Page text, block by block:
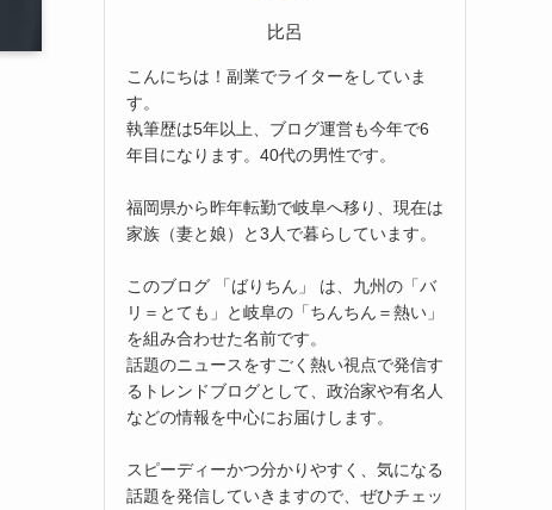
比呂
こんにちは！副業でライターをしていま
す。
執筆歴は5年以上、ブログ運営も今年で6
年目になります。40代の男性です。
福岡県から昨年転勤で岐阜へ移り、現在は
家族（妻と娘）と3人で暮らしています。
このブログ 「ばりちん」 は、九州の「バ
リ＝とても」と岐阜の「ちんちん＝熱い」
を組み合わせた名前です。
話題のニュースをすごく熱い視点で発信す
るトレンドブログとして、政治家や有名人
などの情報を中心にお届けします。
スピーディーかつ分かりやすく、気になる
話題を発信していきますので、ぜひチェッ